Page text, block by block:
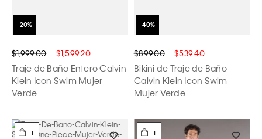
$1,999.00 $1,599.20
Traje de Baño Entero Calvin
Klein Icon Swim Mujer
Verde
$899.00 $539.40
Bikini de Traje de Baño
Calvin Klein Icon Swim
Mujer Verde
+ +